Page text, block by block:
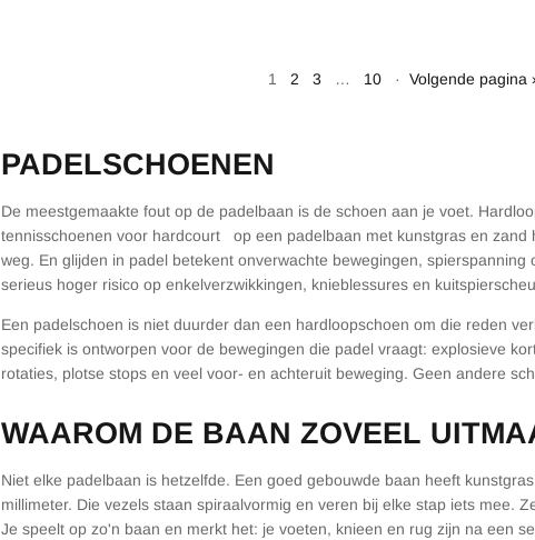
1 2 3 … 10 · Volgende pagina
PADELSCHOENEN
De meestgemaakte fout op de padelbaan is de schoen aan je voet.
tennisschoenen voor hardcourt
op een padelbaan met kunstgras en
weg. En glijden in padel betekent onverwachte bewegingen,
serieus hoger risico op enkelverzwikkingen, knieblessures en
Een padelschoen is niet duurder dan een hardloopschoen om die reden
specifiek is ontworpen voor de bewegingen die padel vraagt: explosieve
rotaties, plotse stops en veel voor- en achteruit beweging. Geen andere
WAAROM DE BAAN ZOVEEL
Niet elke padelbaan is hetzelfde. Een goed gebouwde baan heeft
millimeter. Die vezels staan spiraalvormig en veren bij elke stap iets mee.
Je speelt op zo'n baan en merkt het: je voeten, knieen en rug zijn na een